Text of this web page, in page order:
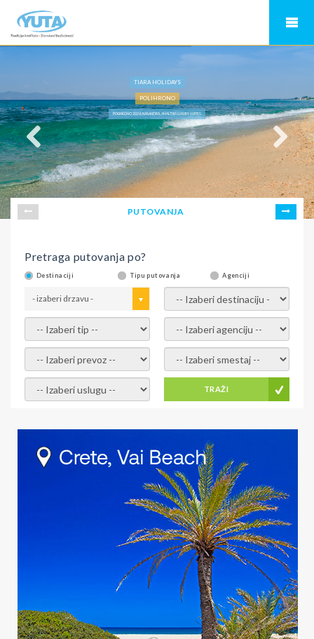
TIARA HOLIDAYS
POLIHRONO
POLIHRONO 2026, KASANDRA, AMALTHIA LUXURY SUITES
PUTOVANJA
Pretraga putovanja po?
Destinaciji Tipu putovanja Agenciji
- izaberi drzavu - - izaberi destinaciju -
- izaberi tip - - izaberi agenciju -
- izaberi prevoz - - Izaberite smestaj -
- Izaberite uslugu - TRAŽI